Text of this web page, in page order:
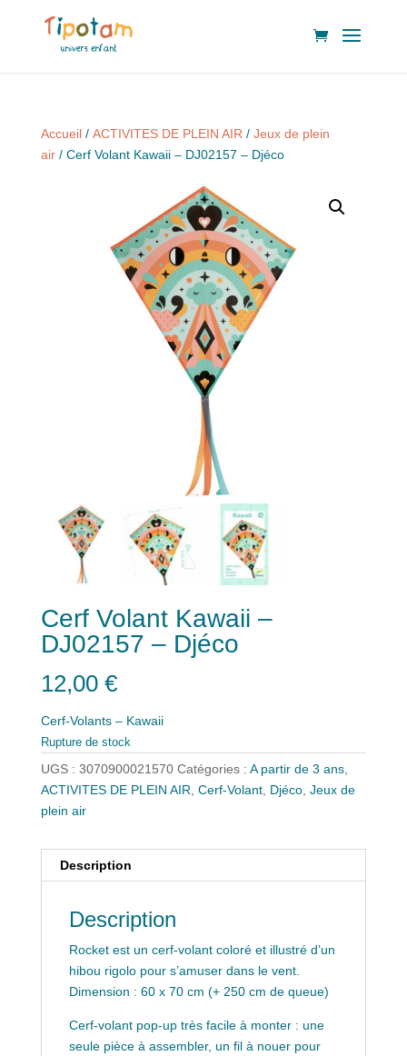
Accueil/ ACTIVITES DE PLEIN AIR / Jeux de plein
air/ Cerf Volant Kawaii – DJ02157 – Djéco
Cerf Volant Kawaii –
DJ02157 – Djéco
12,00 €
Cerf-Volants – Kawaii
Rupture de stock
UGS : 3070900021570 Catégories : A partir de 3 ans,
ACTIVITES DE PLEIN AIR, Cerf-Volant, Djéco, Jeux de
plein air
Description
Description
Rocket est un cerf-volant coloré et illustré d’un
hibou rigolo pour s’amuser dans le vent.
Dimension : 60 x 70 cm (+ 250 cm de queue)
Cerf-volant pop-up très facile à monter : une
seule pièce à assembler, un fil à nouer pour